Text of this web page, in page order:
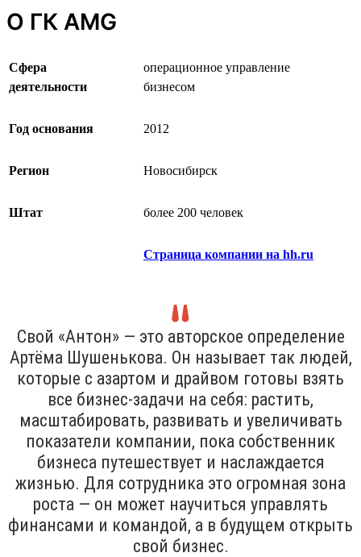
О ГК AMG
Сфера
деятельности
операционное управление
бизнесом
Год основания 2012
Регион Новосибирск
Штат более 200 человек
Страница компании на hh.ru
Свой «Антон» — это авторское определение
Артёма Шушенькова. Он называет так людей,
которые с азартом и драйвом готовы взять
все бизнес-задачи на себя: растить,
масштабировать, развивать и увеличивать
показатели компании, пока собственник
бизнеса путешествует и наслаждается
жизнью. Для сотрудника это огромная зона
роста — он может научиться управлять
финансами и командой, а в будущем открыть
свой бизнес.